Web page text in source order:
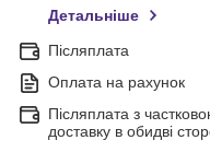
Детальніше
Післяплата
Оплата на рахунок
Післяплата з
доставку в обидві